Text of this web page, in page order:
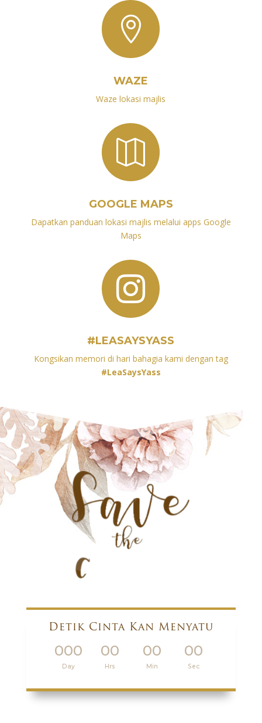

WAZE
Waze lokasi majlis

GOOGLE MAPS
Dapatkan panduan lokasi majlis melalui apps Google
Maps

#LEASAYSYASS
Kongsikan memori di hari bahagia kami dengan tag
#LeaSaysYass
Detik Cinta Kan Menyatu
000
Day
00
Hrs
00
Min
00
Sec